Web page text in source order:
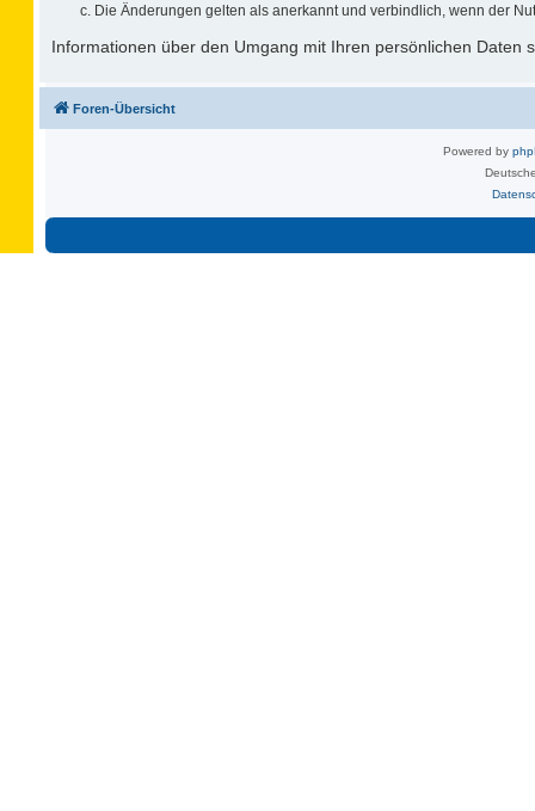
Die Änderungen gelten als anerkannt und verbindlich, wenn der
Informationen über den Umgang mit Ihren persönlichen Daten
Foren-Übersicht
Powered by